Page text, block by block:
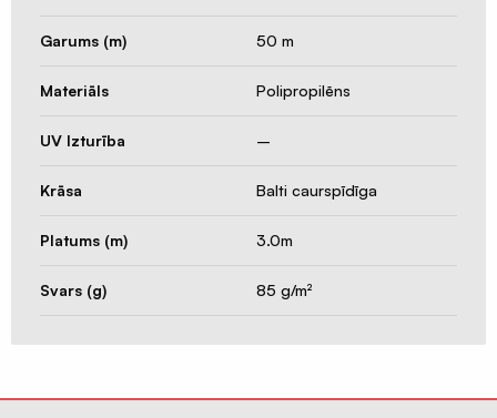
Garums (m) 50 m
Materiāls Polipropilēns
UV Izturība –
Krāsa Balti caurspīdīga
Platums (m) 3.0m
Svars (g) 85 g/m²
Nosūce
pieplūdes
pieslēgumu
Rekuperatori
Centralizēta